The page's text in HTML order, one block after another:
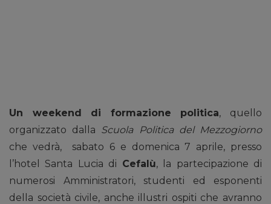
Un weekend di formazione politica, quello
organizzato dalla Scuola Politica del Mezzogiorno
che vedrà, sabato 6 e domenica 7 aprile, presso
l’hotel Santa Lucia di Cefalù, la partecipazione di
numerosi Amministratori, studenti ed esponenti
della società civile, anche illustri ospiti che avranno